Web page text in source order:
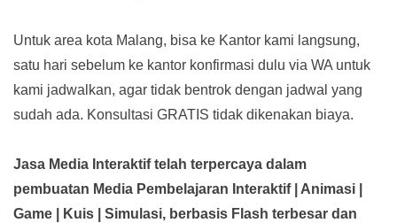
Untuk area kota Malang, bisa ke Kantor kami langsung,
satu hari sebelum ke kantor konfirmasi dulu via WA untuk
kami jadwalkan, agar tidak bentrok dengan jadwal yang
sudah ada. Konsultasi GRATIS tidak dikenakan biaya.
Jasa Media Interaktif telah terpercaya dalam
pembuatan Media Pembelajaran Interaktif| Animasi |
Game | Kuis | Simulasi, berbasis Flash terbesar dan